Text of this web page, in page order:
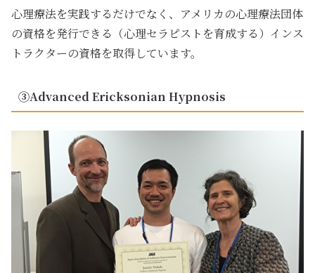
心理療法を実践するだけでなく、アメリカの心理療法団体
の資格を発行できる（心理セラピストを育成する）インス
トラクターの資格を取得しています。
③Advanced Ericksonian Hypnosis